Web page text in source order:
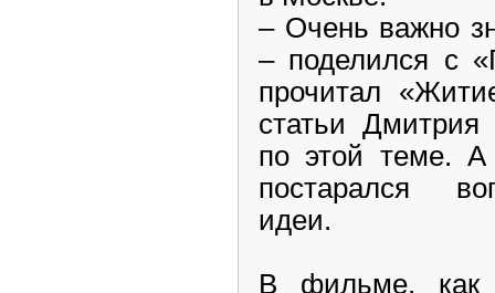
– Очень важно
– поделился с
прочитал
статьи Дмитрия
по этой теме.
постарался
идеи.
В фильме, как